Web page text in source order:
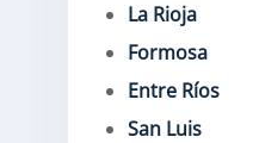
La Rioja
Formosa
Entre Ríos
San Luis